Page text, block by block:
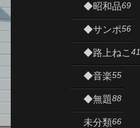
◆昭和品69
◆サンポ56
◆路上ねこ 41
◆音楽55
◆無題88
未分類66